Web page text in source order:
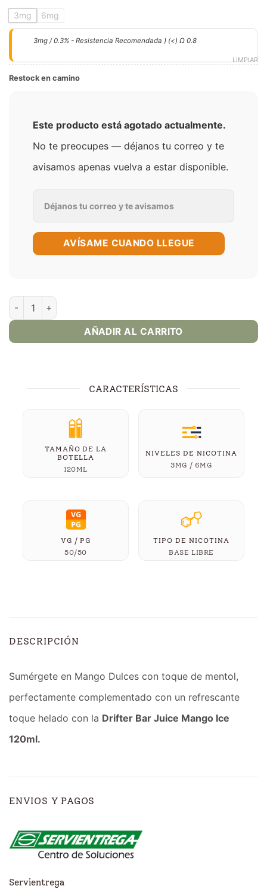
3mg 6mg
LIMPIAR
3mg / 0.3% - Resistencia Recomendada ) (<) Ω 0.8
Restock en camino
Este producto está agotado actualmente.
No te preocupes — déjanos tu correo y te
avisamos apenas vuelva a estar disponible.
AVÍSAME CUANDO LLEGUE
Sweet Mango Ice 120ml E-Juice - Drifter Bar cantidad
AÑADIR AL CARRITO
CARACTERÍSTICAS
TAMAÑO DE LA
BOTELLA
120ML
NIVELES DE NICOTINA
3MG / 6MG
VG / PG
50/50
TIPO DE NICOTINA
BASE LIBRE
DESCRIPCIÓN
Sumérgete en Mango Dulces con toque de mentol,
perfectamente complementado con un refrescante
toque helado con la Drifter Bar Juice Mango Ice
120ml.
ENVIOS Y PAGOS
Servientrega